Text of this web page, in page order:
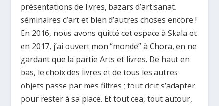
présentations de livres, bazars d’artisanat,
séminaires d’art et bien d’autres choses encore !
En 2016, nous avons quitté cet espace à Skala et
en 2017, j’ai ouvert mon “monde” à Chora, en ne
gardant que la partie Arts et livres. De haut en
bas, le choix des livres et de tous les autres
objets passe par mes filtres ; tout doit s’adapter
pour rester à sa place. Et tout cea, tout autour,